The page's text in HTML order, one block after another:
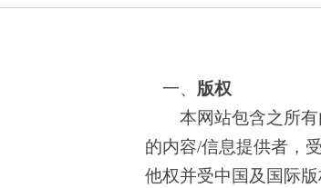
一、 版权
本网站包含之所有
的内容/信息提供者，
他权并受中国及国际